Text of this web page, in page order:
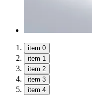
item 0
item 1
item 2
item 3
item 4